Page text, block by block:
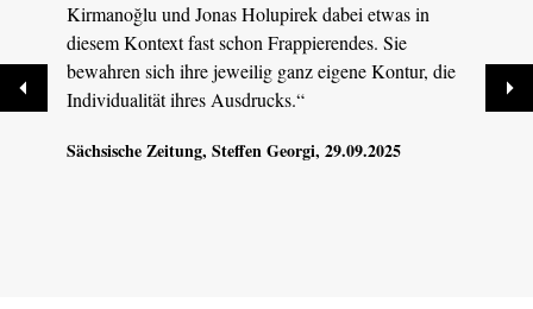
Kirmanoğlu und Jonas Holupirek dabei etwas in
diesem Kontext fast schon Frappierendes. Sie
bewahren sich ihre jeweilig ganz eigene Kontur, die
Individualität ihres Ausdrucks.“
Sächsische Zeitung, Steffen Georgi, 29.09.2025